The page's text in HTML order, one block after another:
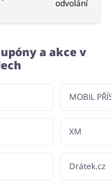
odvolání
a akce v
MOBIL
XM
Drátek.cz